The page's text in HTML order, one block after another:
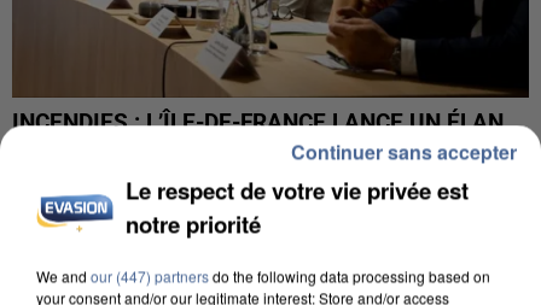
INCENDIES : L’ÎLE-DE-FRANCE LANCE UN ÉLAN
DE SOLIDARITÉ AVEC LES...
Le respect de votre vie privée est
notre priorité
We and our (447) partnersdo the following data processing based on
your consent and/or our legitimate interest: Store and/or access
Continuer sans accepter